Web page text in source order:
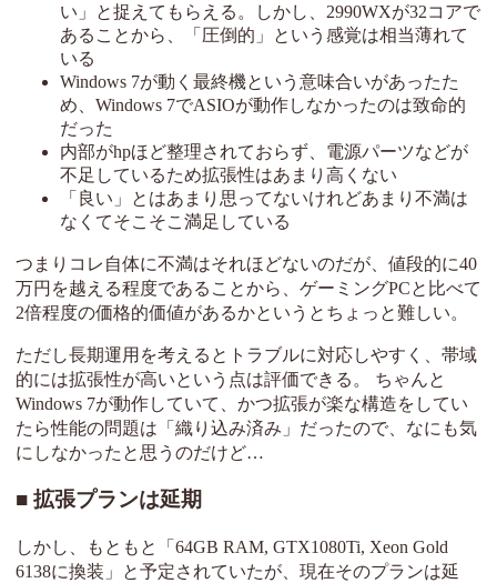
い」と捉えてもらえる。しかし、2990WXが32コアで
あることから、「圧倒的」という感覚は相当薄れて
いる
Windows 7が動く最終機という意味合いがあったた
め、Windows 7でASIOが動作しなかったのは致命的
だった
内部がhpほど整理されておらず、電源パーツなどが
不足しているため拡張性はあまり高くない
「良い」とはあまり思ってないけれどあまり不満は
なくてそこそこ満足している
つまりコレ自体に不満はそれほどないのだが、値段的に40
万円を越える程度であることから、ゲーミングPCと比べて
2倍程度の価格的価値があるかというとちょっと難しい。
ただし長期運用を考えるとトラブルに対応しやすく、帯域
的には拡張性が高いという点は評価できる。 ちゃんと
Windows 7が動作していて、かつ拡張が楽な構造をしてい
たら性能の問題は「織り込み済み」だったので、なにも気
にしなかったと思うのだけど…
拡張プランは延期
しかし、もともと「64GB RAM, GTX1080Ti, Xeon Gold
6138に換装」と予定されていたが、現在そのプランは延